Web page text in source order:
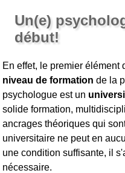
Un(e)
début!
En effet, le premier
niveau de formation de la
psychologue est un
solide formation,
ancrages théoriques qui
universitaire ne peut en
une condition suffisante, il
nécessaire.